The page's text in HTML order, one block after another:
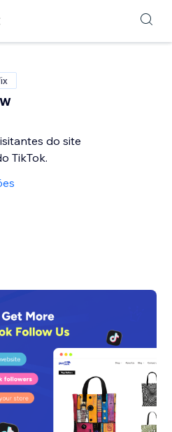
do site
TikTok.